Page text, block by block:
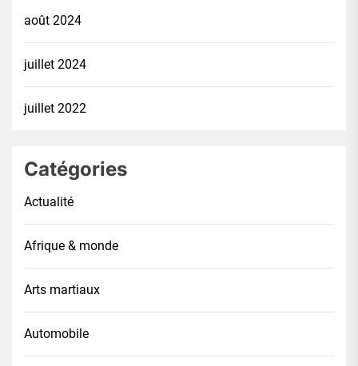
août 2024
juillet 2024
juillet 2022
Catégories
Actualité
Afrique & monde
Arts martiaux
Automobile